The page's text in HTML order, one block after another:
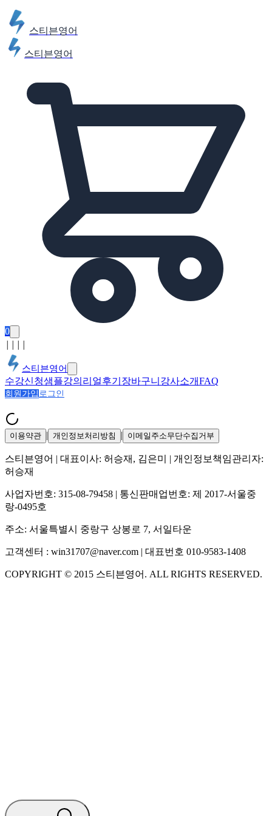
스티븐영어
스티븐영어
0
스티븐영어
수강신청샘플강의 리얼후기 장바구니 강사소개FAQ
회원가입 로그인
이용약관 | 개인정보처리방침 | 이메일주소무단수집거부
스티븐영어 | 대표이사: 허승재, 김은미
| 개인정보책임관리자:
허승재
사업자번호: 315-08-79458 | 통신판매업번호: 제 2017-서울중
랑-0495호
주소: 서울특별시 중랑구 상봉로 7, 서일타운
고객센터 : win31707@naver.com | 대표번호 010-9583-1408
COPYRIGHT © 2015 스티븐영어 . ALL RIGHTS RESERVED.